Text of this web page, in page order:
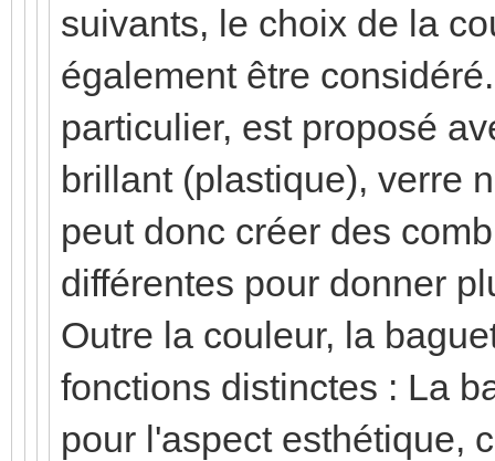
suivants, le choix de la
également être
particulier, est proposé
brillant (plastique), verre
peut donc créer des
différentes pour donner
Outre la couleur, la
fonctions distinctes : La
pour l'aspect esthétique,